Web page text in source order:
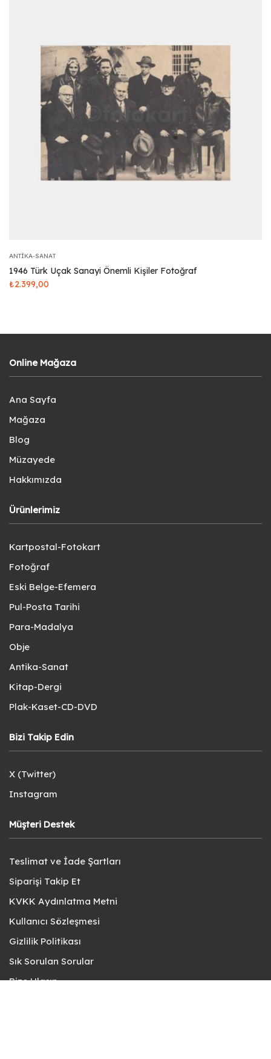
ANTIKA-SANAT
1946 Türk Uçak Sanayi Önemli Kişiler Fotoğraf
₺2.399,00
Online Mağaza
Ana Sayfa
Mağaza
Blog
Müzayede
Hakkımızda
Ürünlerimiz
Kartpostal-Fotokart
Fotoğraf
Eski Belge-Efemera
Pul-Posta Tarihi
Para-Madalya
Obje
Antika-Sanat
Kitap-Dergi
Plak-Kaset-CD-DVD
Bizi Takip Edin
X (Twitter)
Instagram
Müşteri Destek
Teslimat ve İade Şartları
Siparişi Takip Et
KVKK Aydınlatma Metni
Kullanıcı Sözleşmesi
Gizlilik Politikası
Sık Sorulan Sorular
Bize Ulaşın